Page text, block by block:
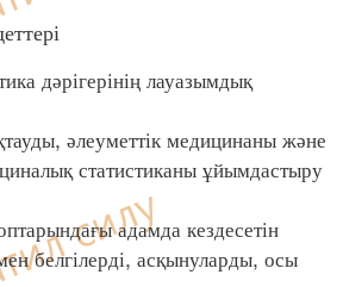
дәрігерінің лауазымдық
әлеуметтік медицинаны және
статистиканы ұйымдастыру
адамда кездесетін
белгілерді, асқынуларды, осы